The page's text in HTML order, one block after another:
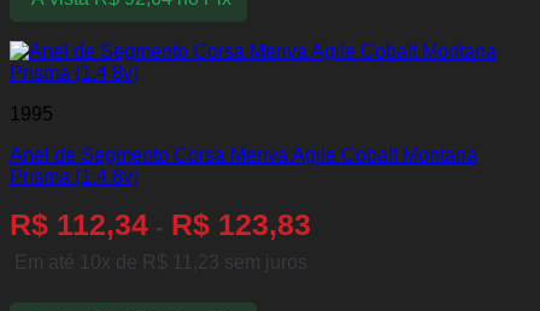
1995
Anel de Segmento Corsa Meriva Agile Cobalt Montana
Prisma (1.4 8v)
R$ 112,34 - R$ 123,83
Em até 10x de R$ 11,23 sem juros